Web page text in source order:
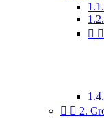
 
  2.